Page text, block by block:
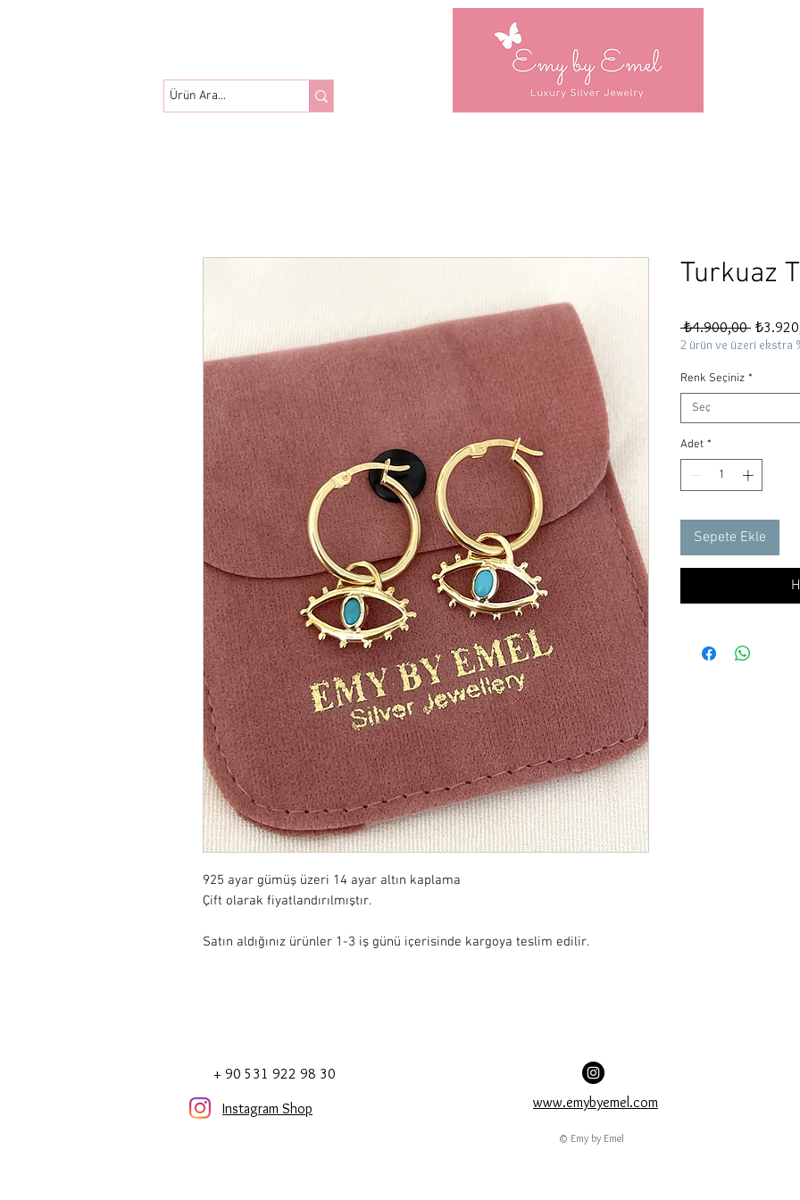
925 ayar gümüş üzeri 14 ayar altın kaplama
Çift olarak fiyatlandırılmıştır.
Satın aldığınız ürünler 1-3 iş günü içerisinde kargoya teslim edilir.
Turkuaz
₺4.900,00 Normal
Fiyat
2 ürün ve üzeri ekstra
Renk Seçiniz *
Seç
Adet *
Sepete Ekle
+ 90 531 922 98 30
Instagram Shop www.emybyemel.com
© Emy by Emel